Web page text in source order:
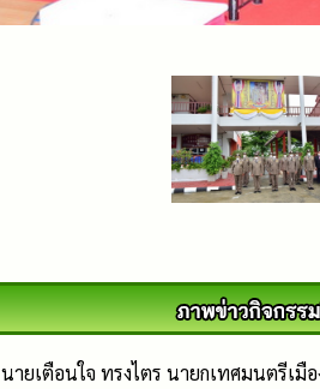
นายเตือนใจ ทรงไตร นายกเทศมนตรีเมื